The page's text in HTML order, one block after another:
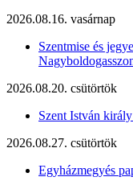
2026.08.16. vasárnap
Szentmise és
2026.08.20. csütörtök
Szent István
2026.08.27. csütörtök
Egyházmegyés